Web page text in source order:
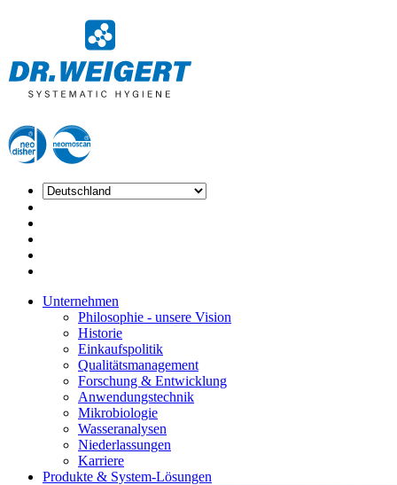
Unternehmen
Philosophie - unsere Vision
Historie
Einkaufspolitik
Qualitätsmanagement
Forschung & Entwicklung
Anwendungstechnik
Mikrobiologie
Wasseranalysen
Niederlassungen
Karriere
Produkte & System-Lösungen